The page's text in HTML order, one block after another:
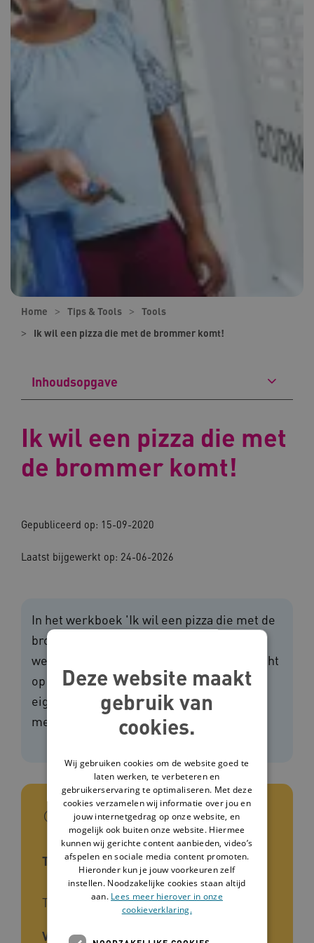
Home Tips & Tools
Tools
Ik wil een pizza die met de brommer komt!
Inhoudsopgave
Ik wil een pizza die met
de brommer komt!
Gepubliceerd op: 15-09-2020
Laatst bijgewerkt op: 24-06-2026
In het werkboek 'Ik wil een pizza die met de
brommer komt!' staan 300 educatieve
werkvormen. Deze werkvormen zijn gericht
op meer zelfredzaamheid, meer
eigenwaarde en meer eigen regie voor
mensen met een beperking.
In het kort
Type interventie
Training voor de cliënt
Voor wie
Deze website maakt
gebruik van
cookies.
Wij gebruiken cookies om de website goed te
laten werken, te verbeteren en
gebruikerservaring te optimaliseren. Met deze
cookies verzamelen wij informatie over jou en
jouw internetgedrag op onze website, en
mogelijk ook buiten onze website. Hiermee
kunnen wij gerichte content aanbieden, video’s
afspelen en sociale media content promoten.
Hieronder kun je jouw voorkeuren zelf
instellen. Noodzakelijke cookies staan altijd
aan. Lees meer hierover in onze
cookieverklaring.